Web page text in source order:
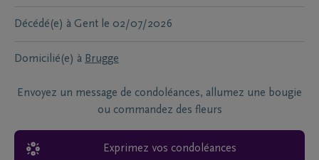
Décédé(e) à Gent le 02/07/2026
Domicilié(e) à Brugge
Envoyez un message de condoléances, allumez une bougie
ou commandez des fleurs
Exprimez vos condoléances